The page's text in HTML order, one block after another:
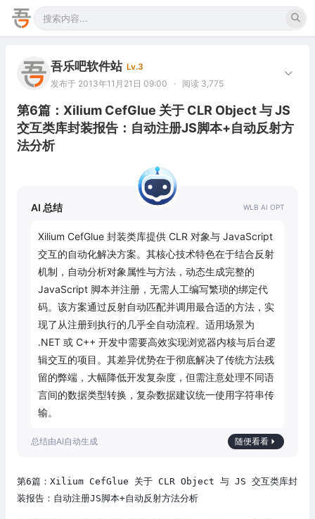
吾乐吧软件站 Lv.3
发布于 2013年11月21日 09:00
· 阅读 3,775
第6篇：Xilium CefGlue 关于 CLR Object 与 JS
交互类库封装报告：自动注册JS脚本+自动反射方
法分析
AI 总结
Xilium CefGlue 封装类库提供 CLR 对象与 JavaScript
交互的自动化解决方案。其核心技术特色在于结合反射
机制，自动分析对象属性与方法，动态生成完整的
JavaScript 脚本并注册，无需人工编写繁琐的绑定代
码。该方案通过反射自动匹配并调用最合适的方法，实
现了从注册到执行的几乎全自动流程。适用场景为
.NET 或 C++ 开发中需要高效实现浏览器内核与后台逻
辑交互的项目。其差异优势在于彻底解决了传统方法残
留的弊端，大幅降低开发复杂度，但需注意处理不同语
言间的数据类型转换，复杂数据建议统一使用字符串传
输。
随便看看
第6篇：Xilium CefGlue 关于 CLR Object 与 JS 交互类库封
装报告：自动注册JS脚本+自动反射方法分析